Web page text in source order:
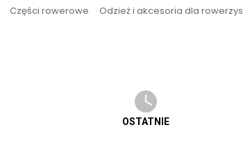
Części rowerowe Odzież i akcesoria dla
OSTATNIE